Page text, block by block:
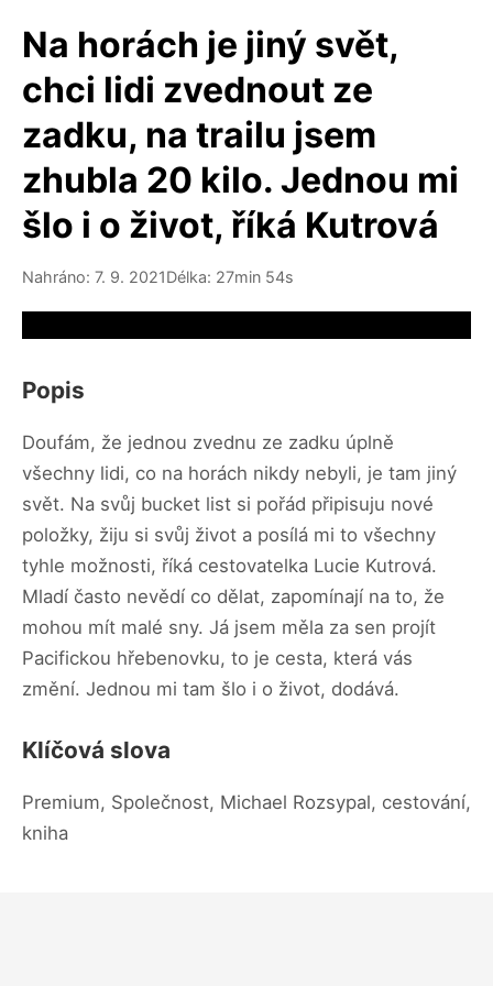
Na horách je jiný svět,
chci lidi zvednout ze
zadku, na trailu jsem
zhubla 20 kilo. Jednou mi
šlo i o život, říká Kutrová
Nahráno: 7. 9. 2021Délka: 27min 54s
Popis
Doufám, že jednou zvednu ze zadku úplně
všechny lidi, co na horách nikdy nebyli, je tam jiný
svět. Na svůj bucket list si pořád připisuju nové
položky, žiju si svůj život a posílá mi to všechny
tyhle možnosti, říká cestovatelka Lucie Kutrová.
Mladí často nevědí co dělat, zapomínají na to, že
mohou mít malé sny. Já jsem měla za sen projít
Pacifickou hřebenovku, to je cesta, která vás
změní. Jednou mi tam šlo i o život, dodává.
Klíčová slova
Premium, Společnost, Michael Rozsypal, cestování,
kniha